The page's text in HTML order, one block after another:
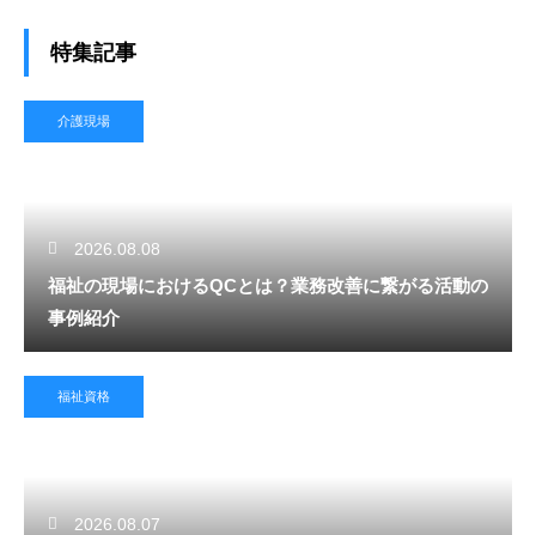
特集記事
介護現場
2026.08.08
福祉の現場におけるQCとは？業務改善に繋がる活動の
事例紹介
福祉資格
2026.08.07